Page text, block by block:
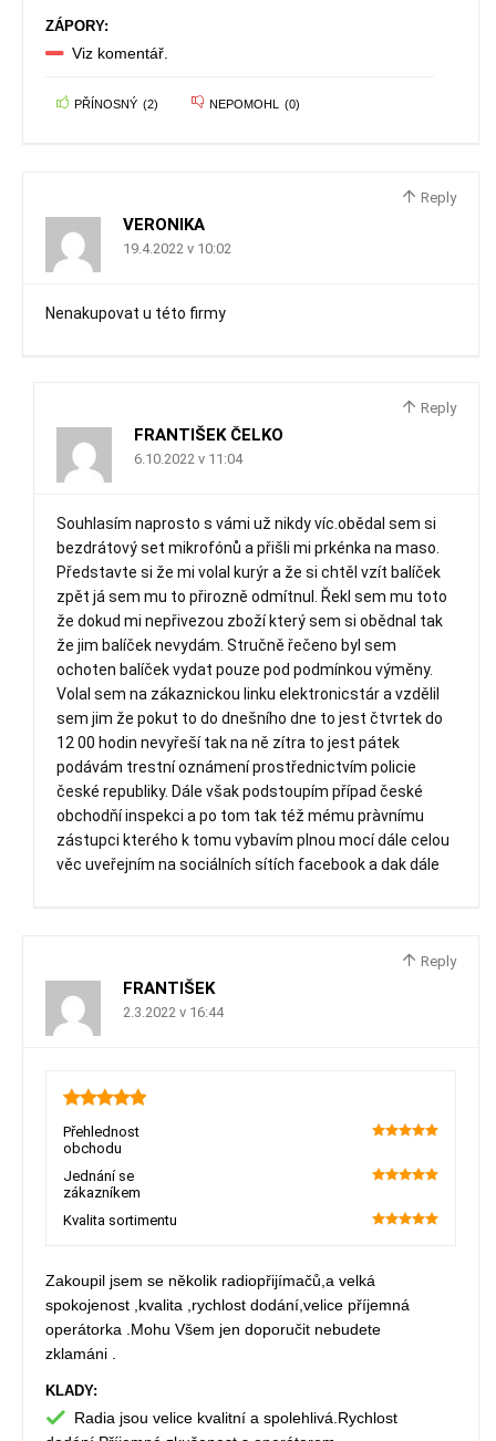
ZÁPORY:
Viz komentář.
PŘÍNOSNÝ (2) NEPOMOHL (0)
Reply
VERONIKA
19.4.2022 v 10:02
Nenakupovat u této firmy
Reply
FRANTIŠEK ČELKO
6.10.2022 v 11:04
Souhlasím naprosto s vámi už nikdy víc.obědal sem si
bezdrátový set mikrofónů a přišli mi prkénka na maso.
Představte si že mi volal kurýr a že si chtěl vzít balíček
zpět já sem mu to přirozně odmítnul. Řekl sem mu toto
že dokud mi nepřivezou zboží který sem si obědnal tak
že jim balíček nevydám. Stručně řečeno byl sem
ochoten balíček vydat pouze pod podmínkou výměny.
Volal sem na zákaznickou linku elektronicstár a vzdělil
sem jim že pokut to do dnešního dne to jest čtvrtek do
12 00 hodin nevyřeší tak na ně zítra to jest pátek
podávám trestní oznámení prostřednictvím policie
české republiky. Dále však podstoupím případ české
obchodňí inspekci a po tom tak též mému pràvnímu
zástupci kterého k tomu vybavím plnou mocí dále celou
věc uveřejním na sociálních sítích facebook a dak dále
Reply
FRANTIŠEK
2.3.2022 v 16:44
5
Přehlednost
obchodu
Jednání se
zákazníkem
Kvalita sortimentu
Zakoupil jsem se několik radiopřijímačů,a velká
spokojenost ,kvalita ,rychlost dodání,velice příjemná
operátorka .Mohu Všem jen doporučit nebudete
zklamáni .
KLADY:
Radia jsou velice kvalitní a spolehlivá.Rychlost